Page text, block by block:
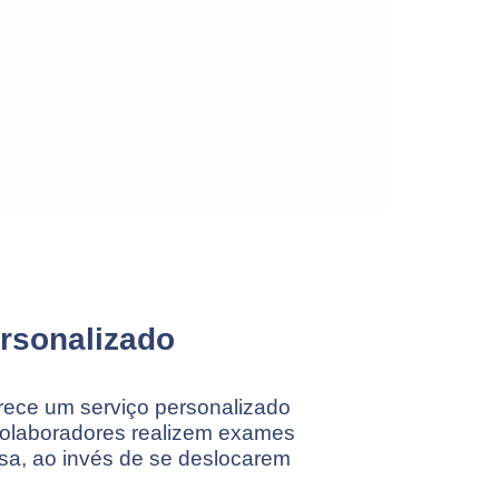
um serviço personalizado
realizem exames
ao invés de se deslocarem